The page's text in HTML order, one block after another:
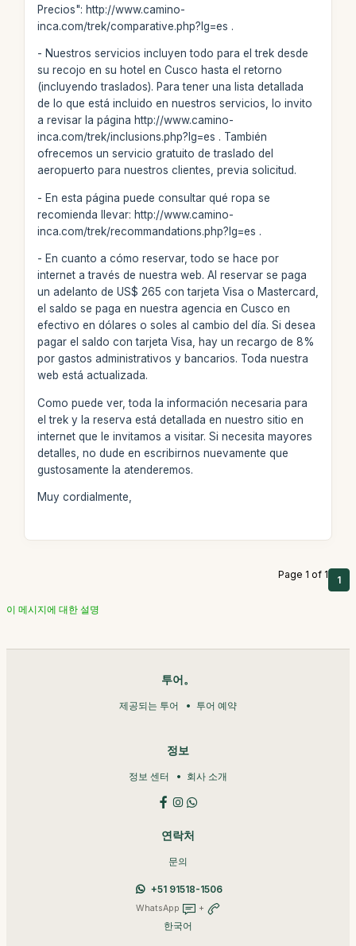
Precios": http://www.camino-
inca.com/trek/comparative.php?lg=es .
- Nuestros servicios incluyen todo para el trek desde
su recojo en su hotel en Cusco hasta el retorno
(incluyendo traslados). Para tener una lista detallada
de lo que está incluido en nuestros servicios, lo invito
a revisar la página http://www.camino-
inca.com/trek/inclusions.php?lg=es . También
ofrecemos un servicio gratuito de traslado del
aeropuerto para nuestros clientes, previa solicitud.
- En esta página puede consultar qué ropa se
recomienda llevar: http://www.camino-
inca.com/trek/recommandations.php?lg=es .
- En cuanto a cómo reservar, todo se hace por
internet a través de nuestra web. Al reservar se paga
un adelanto de US$ 265 con tarjeta Visa o Mastercard,
el saldo se paga en nuestra agencia en Cusco en
efectivo en dólares o soles al cambio del día. Si desea
pagar el saldo con tarjeta Visa, hay un recargo de 8%
por gastos administrativos y bancarios. Toda nuestra
web está actualizada.
Como puede ver, toda la información necesaria para
el trek y la reserva está detallada en nuestro sitio en
internet que le invitamos a visitar. Si necesita mayores
detalles, no dude en escribirnos nuevamente que
gustosamente la atenderemos.
Muy cordialmente,
Page 1 of 1 1
이 메시지에 대한 설명
투어。
제공되는 투어 투어 예약
정보
정보 센터 회사 소개
연락처
문의
+51 91518-1506
WhatsApp +
한국어